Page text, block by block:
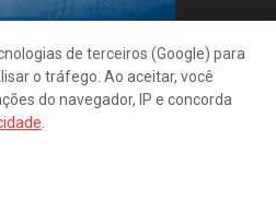
de terceiros (Google) para
o tráfego. Ao aceitar, você
do navegador, IP e concorda